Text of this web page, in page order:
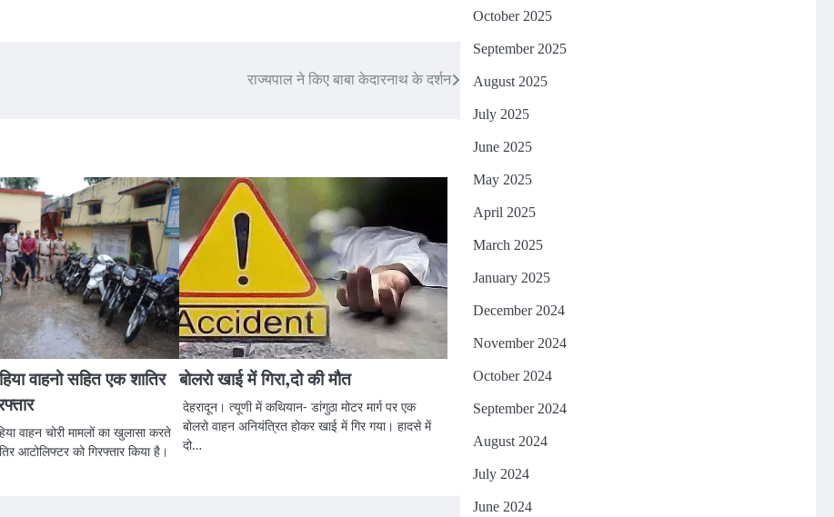
राज्यपाल ने किए बाबा केदारनाथ के दर्शन
वाहनो सहित एक शातिर
वाहन चोरी मामलों का खुलासा करते
आटोलिफ्टर को गिरफ्तार किया है।
बोलरो खाई में गिरा,दो की मौत
देहरादून। त्यूणी में कथियान- डांगुठा मोटर मार्ग पर एक
बोलरो वाहन अनियंत्रित होकर खाई में गिर गया। हादसे में
दो…
October 2025
September 2025
August 2025
July 2025
June 2025
May 2025
April 2025
March 2025
January 2025
December 2024
November 2024
October 2024
September 2024
August 2024
July 2024
June 2024